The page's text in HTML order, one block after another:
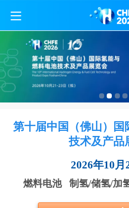
第十届中国（佛山）国
技术及产品
2026年10月
燃料电池 制氢/储氢/